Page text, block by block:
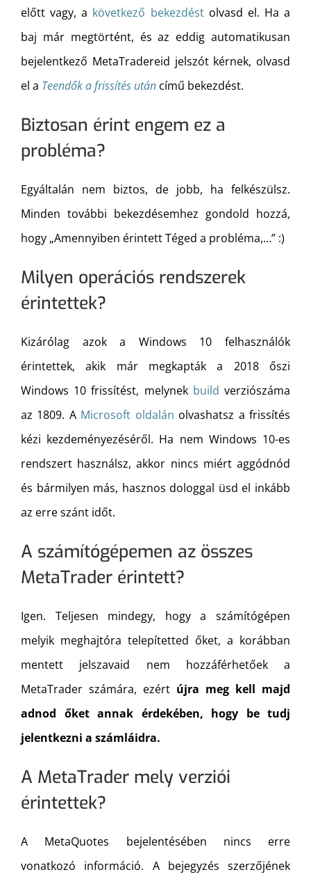
előtt vagy, a következő bekezdéstolvasd el. Ha a
baj már megtörtént, és az eddig automatikusan
bejelentkező MetaTradereid jelszót kérnek, olvasd
el a Teendők a frissítés után című bekezdést.
Biztosan érint engem ez a
probléma?
Egyáltalán nem biztos, de jobb, ha felkészülsz.
Minden további bekezdésemhez gondold hozzá,
hogy „Amennyiben érintett Téged a probléma,…” :)
Milyen operációs rendszerek
érintettek?
Kizárólag azok a Windows 10 felhasználók
érintettek, akik már megkapták a 2018 őszi
Windows 10 frissítést, melynek build verziószáma
az 1809. A Microsoft oldalán olvashatsz a frissítés
kézi kezdeményezéséről. Ha nem Windows 10-es
rendszert használsz, akkor nincs miért aggódnód
és bármilyen más, hasznos dologgal üsd el inkább
az erre szánt időt.
A számítógépemen az összes
MetaTrader érintett?
Igen. Teljesen mindegy, hogy a számítógépen
melyik meghajtóra telepítetted őket, a korábban
mentett jelszavaid nem hozzáférhetőek a
MetaTrader számára, ezért újra meg kell majd
adnod őket annak érdekében, hogy be tudj
jelentkezni a számláidra.
A MetaTrader mely verziói
érintettek?
A MetaQuotes bejelentésében nincs erre
vonatkozó információ. A bejegyzés szerzőjének